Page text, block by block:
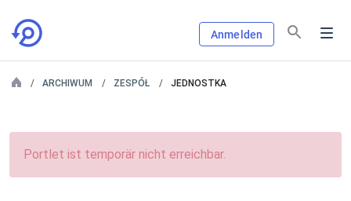
Anmelden
ARCHIWUM ZESPÓŁ JEDNOSTKA
Portlet ist temporär nicht erreichbar.